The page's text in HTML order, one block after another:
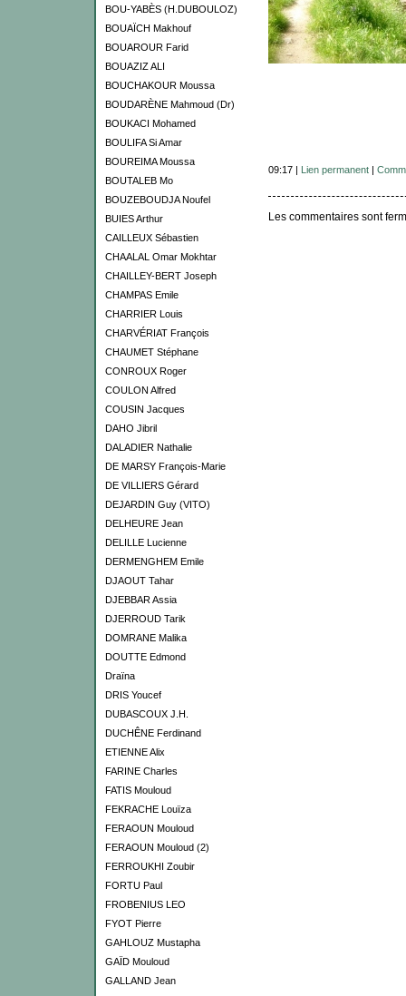
BOU-YABÈS (H.DUBOULOZ)
BOUAÏCH Makhouf
BOUAROUR Farid
BOUAZIZ ALI
BOUCHAKOUR Moussa
BOUDARÈNE Mahmoud (Dr)
BOUKACI Mohamed
BOULIFA Si Amar
BOUREIMA Moussa
BOUTALEB Mo
BOUZEBOUDJA Noufel
BUIES Arthur
CAILLEUX Sébastien
CHAALAL Omar Mokhtar
CHAILLEY-BERT Joseph
CHAMPAS Emile
CHARRIER Louis
CHARVÉRIAT François
CHAUMET Stéphane
CONROUX Roger
COULON Alfred
COUSIN Jacques
DAHO Jibril
DALADIER Nathalie
DE MARSY François-Marie
DE VILLIERS Gérard
DEJARDIN Guy (VITO)
DELHEURE Jean
DELILLE Lucienne
DERMENGHEM Emile
DJAOUT Tahar
DJEBBAR Assia
DJERROUD Tarik
DOMRANE Malika
DOUTTE Edmond
Draïna
DRIS Youcef
DUBASCOUX J.H.
DUCHÊNE Ferdinand
ETIENNE Alix
FARINE Charles
FATIS Mouloud
FEKRACHE Louïza
FERAOUN Mouloud
FERAOUN Mouloud (2)
FERROUKHI Zoubir
FORTU Paul
FROBENIUS LEO
FYOT Pierre
GAHLOUZ Mustapha
GAÏD Mouloud
GALLAND Jean
09:17 | Lien permanent|
Les commentaires sont